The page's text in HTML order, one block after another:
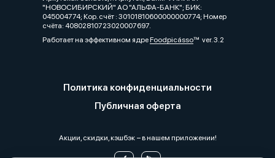
"НОВОСИБИРСКИЙ" АО "АЛЬФА-БАНК"; БИК:
045004774; Кор. счёт : 30101810600000000774; Номер
счёта: 40802810723020007697.
Работает на эффективном ядреFoodpicássover. 3.2
Политика конфиденциальности
Публичная оферта
Акции, скидки, кэшбэк − в нашем приложении!